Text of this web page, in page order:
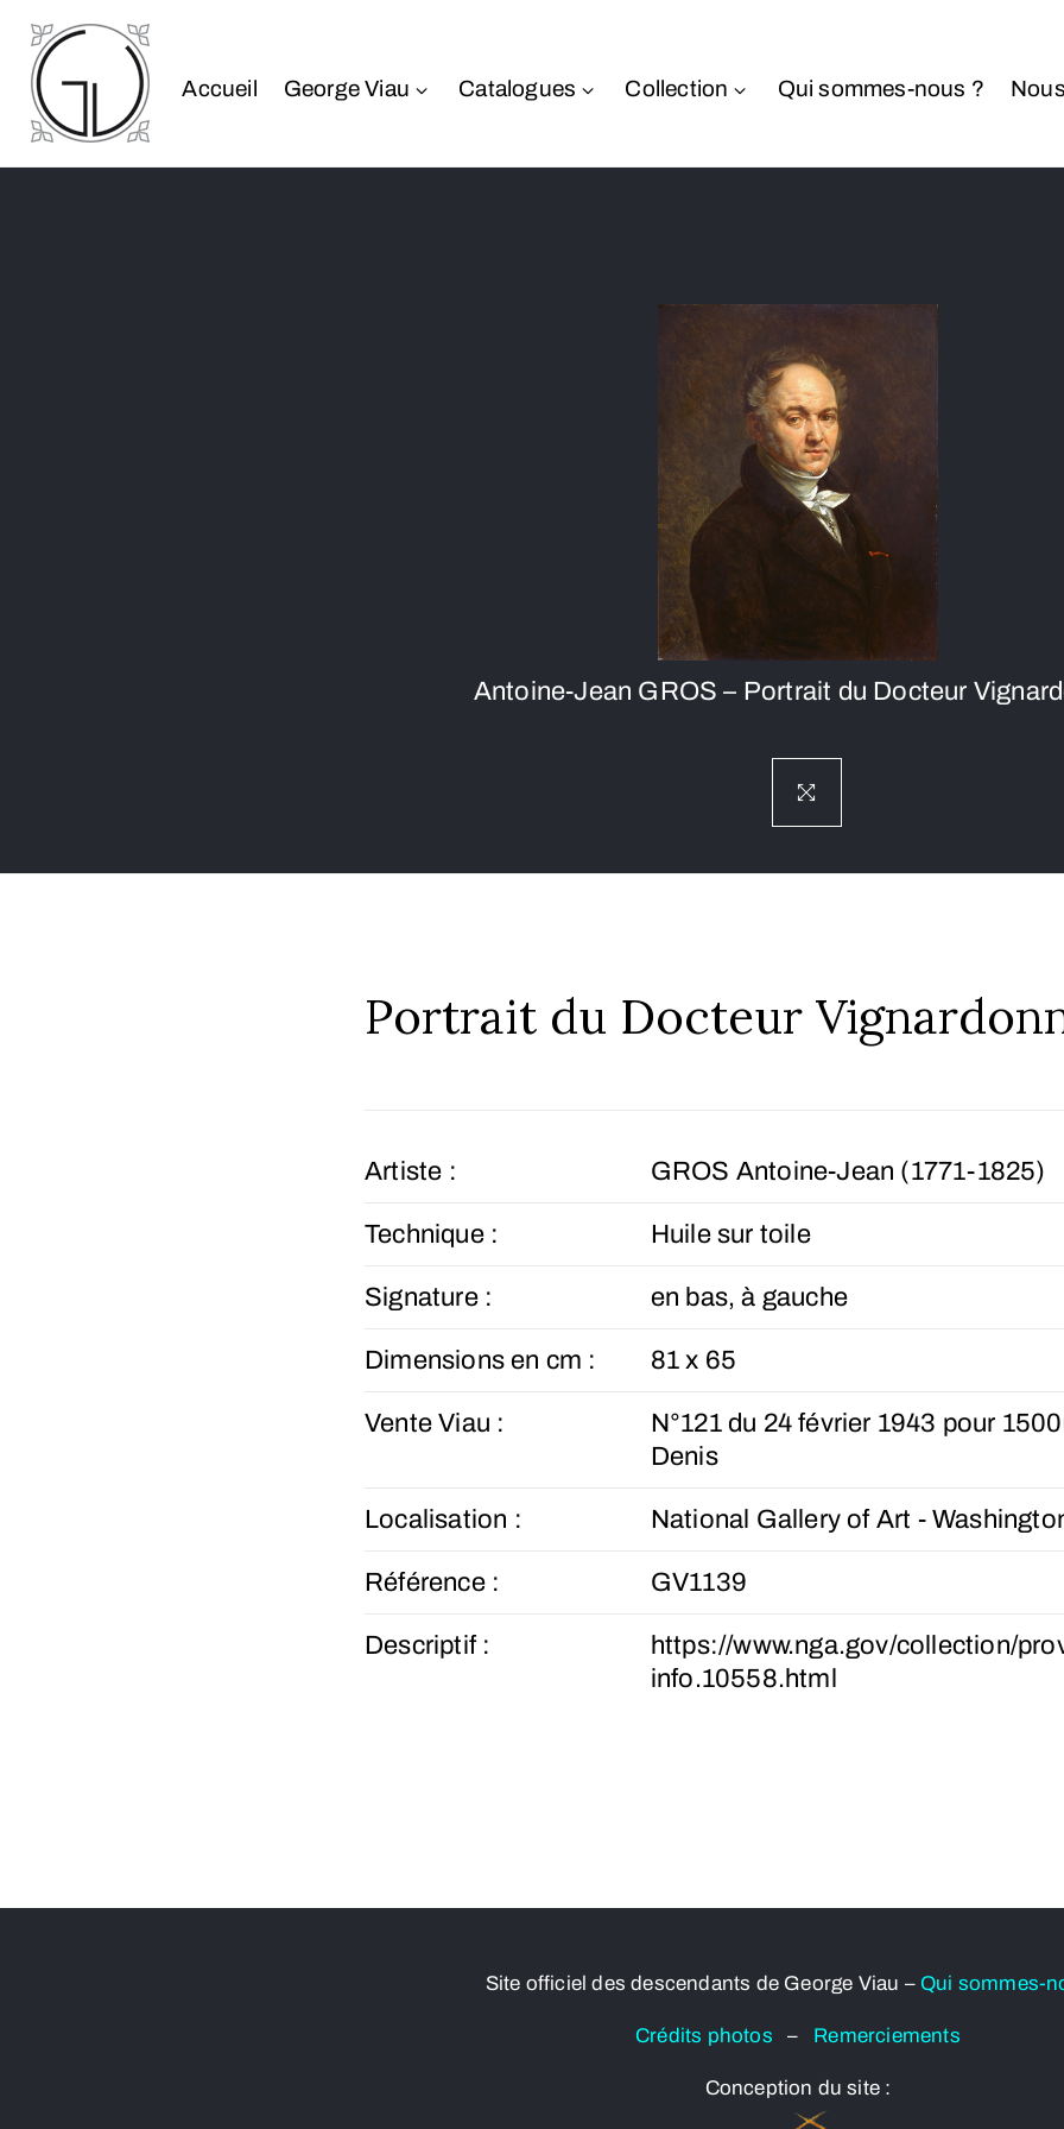
Accueil George Viau Catalogues Collection Qui sommes-nous ?
Antoine-Jean GROS – Portrait du Docteur
Portrait du Docteur
Artiste : GROS Antoine-Jean (1771-1825)
Technique : Huile sur toile
Signature : en bas, à gauche
Dimensions en cm : 81 x 65
Vente Viau :
N°121 du 24 février 1943 pour
Denis
Localisation : National Gallery of Art -
Référence : GV1139
Descriptif :
https://www.nga.gov/collection/
info.10558.html
Site officiel des descendants de George Viau – Qui sommes-
Crédits photos– Remerciements
Conception du site :